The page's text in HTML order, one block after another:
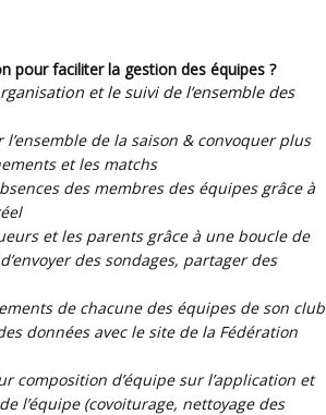
pour faciliter la gestion des équipes ?
et le suivi de l’ensemble des
de la saison & convoquer plus
et les matchs
des membres des équipes grâce à
et les parents grâce à une boucle de
des sondages, partager des
de chacune des équipes de son club
données avec le site de la Fédération
composition d’équipe sur l’application et
l’équipe (covoiturage, nettoyage des